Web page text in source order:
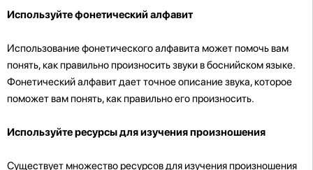
Используйте фонетический алфавит
Использование фонетического алфавита может помочь вам
понять, как правильно произносить звуки в боснийском языке.
Фонетический алфавит дает точное описание звука, которое
поможет вам понять, как правильно его произносить.
Используйте ресурсы для изучения произношения
Существует множество ресурсов для изучения произношения